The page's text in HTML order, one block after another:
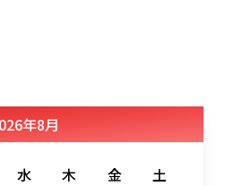
年8月
水 木 金
土